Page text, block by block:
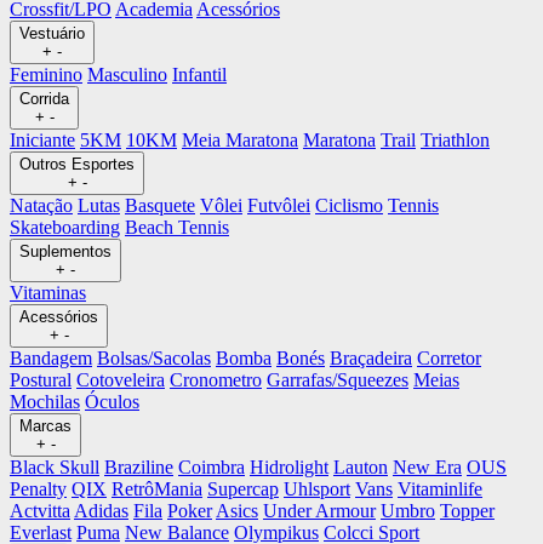
Crossfit/LPO Academia Acessórios
Vestuário
+ -
Feminino Masculino Infantil
Corrida
+ -
Iniciante 5KM 10KM Meia Maratona Maratona Trail Triathlon
Outros Esportes
+ -
Natação Lutas Basquete Vôlei Futvôlei Ciclismo Tennis
Skateboarding Beach Tennis
Suplementos
+ -
Vitaminas
Acessórios
+ -
Bandagem Bolsas/Sacolas Bomba Bonés Braçadeira Corretor
Postural Cotoveleira Cronometro Garrafas/Squeezes Meias
Mochilas Óculos
Marcas
+ -
Black Skull Braziline Coimbra Hidrolight Lauton New Era OUS
Penalty QIX RetrôMania Supercap Uhlsport Vans Vitaminlife
Actvitta Adidas Fila Poker Asics Under Armour Umbro Topper
Everlast Puma New Balance Olympikus Colcci Sport